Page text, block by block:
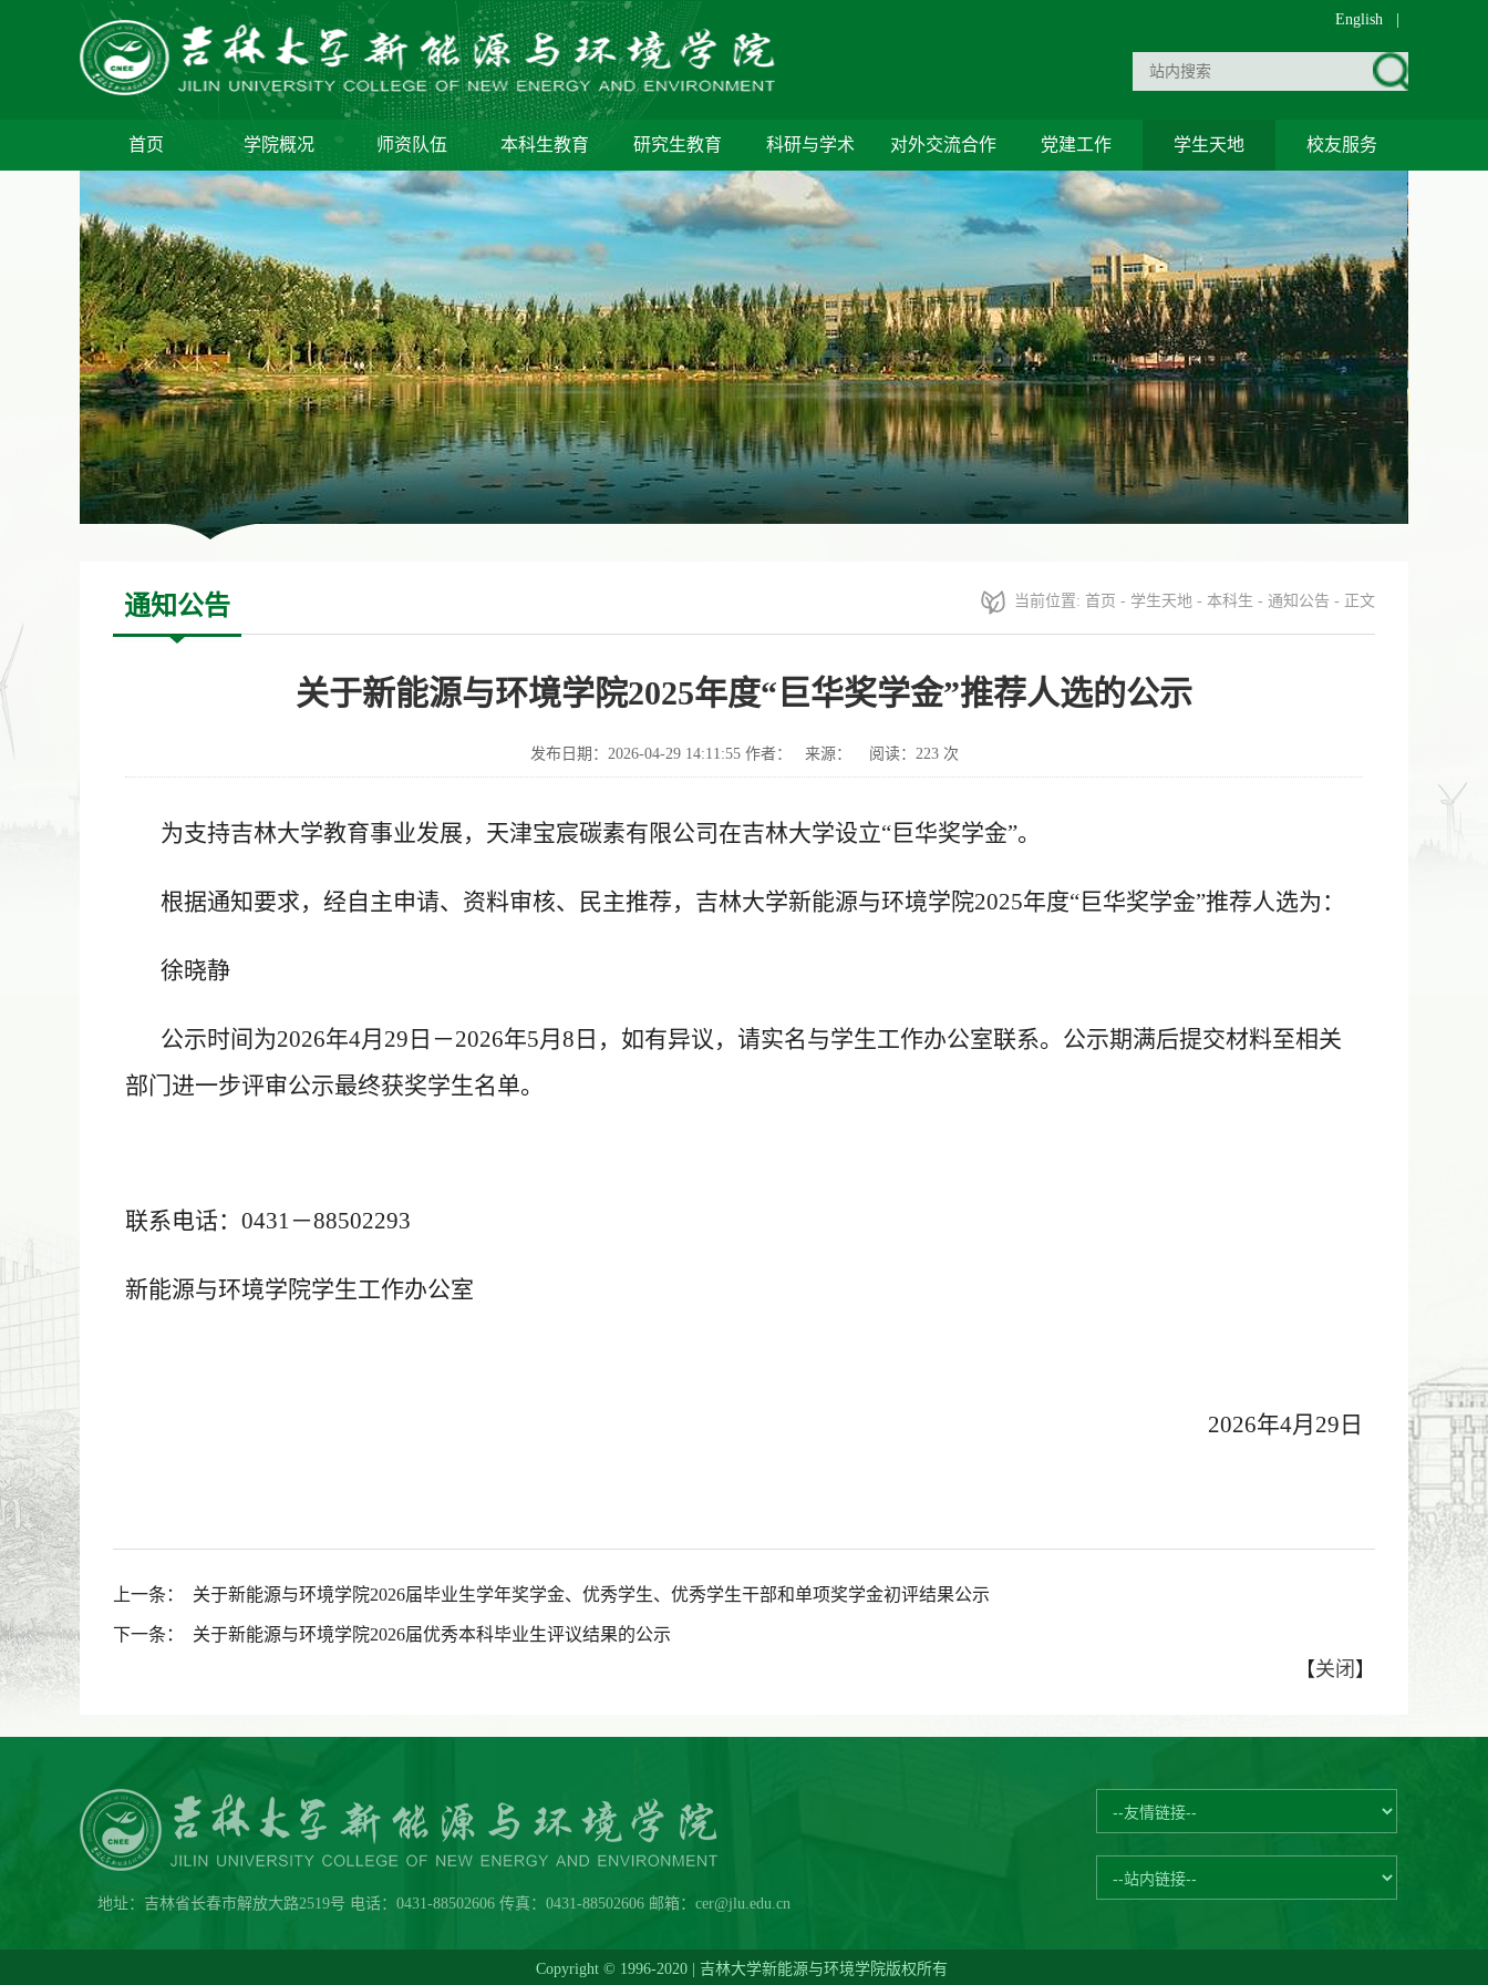
English
首页 学院概况 师资队伍 本科生教育 研究生教育 科研与学术 对外交流合作 党建工作 学生天地 校友服务
通知公告 当前位置: 首页 - 学生天地 - 本科生 - 通知公告 - 正文
关于新能源与环境学院2025年度“巨华奖学金”推荐人选的公示
发布日期：2026-04-29 14:11:55 作者： 来源： 阅读： 223次
为支持吉林大学教育事业发展，天津宝宸碳素有限公司在吉林大学设立“巨华奖学金”。
根据通知要求，经自主申请、资料审核、民主推荐，吉林大学新能源与环境学院2025年度“巨华奖学金”推荐人选为：
徐晓静
公示时间为2026年4月 29 日－2026年5月8 日，如有异议，请实名与学生工作办公室联系。公示期满后提交材料至相关
部门进一步评审公示最终获奖学生名单。
联系电话：0431－88502293
新能源与环境学院学生工作办公室
2026年4月 29 日
上一条： 关于新能源与环境学院2026届毕业生学年奖学金、优秀学生、优秀学生干部和单项奖学金初评结果公示
下一条： 关于新能源与环境学院2026届优秀本科毕业生评议结果的公示
【关闭 】
地址：吉林省长春市解放大路2519号 电话：0431-88502606 传真：0431-88502606 邮箱：cer@jlu.edu.cn
Copyright © 1996-2020 | 吉林大学新能源与环境学院版权所有